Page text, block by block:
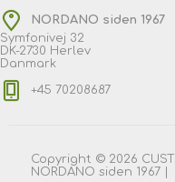
NORDANO siden 1967
Symfonivej 32
DK-2730 Herlev
Danmark
+45 70208687
Copyright © 2026
NORDANO siden 1967 |